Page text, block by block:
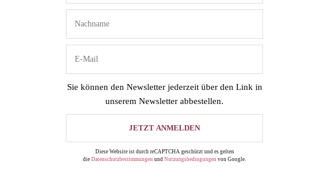
Sie können den Newsletter jederzeit über den Link in
unserem Newsletter abbestellen.
Diese Website ist durch reCAPTCHA geschützt und es gelten
die Datenschutzbestimmungen und Nutzungsbedingungen von Google.